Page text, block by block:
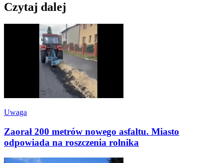
Czytaj dalej
Uwaga
Zaorał 200 metrów nowego asfaltu. Miasto
odpowiada na roszczenia rolnika